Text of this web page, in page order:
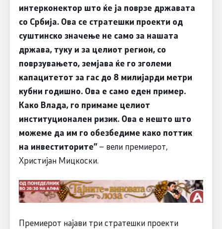
интерконектор што ќе ја поврзе државата
со Србија. Ова се стратешки проекти од
суштинско значење не само за нашата
држава, туку и за целиот регион, со
поврзувањето, земјава ќе го зголеми
капацитетот за гас до 8 милијарди метри
кубни годишно. Ова е само еден пример.
Како Влада, го примаме целиот
институционален ризик. Ова е нешто што
можеме да им го обезбедиме како поттик
на инвеститорите”– вели премиерот,
Христијан Мицкоски.
Премиерот најави три стратешки проекти